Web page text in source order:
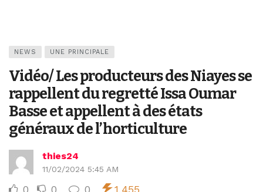
NEWS UNE PRINCIPALE
Vidéo/ Les producteurs des Niayes se
rappellent du regretté Issa Oumar
Basse et appellent à des états
généraux de l’horticulture
thies24
11/02/2024 5:45 AM
0 0 0 1,455